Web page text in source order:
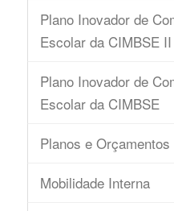
Plano Inovador de
Escolar da CIMBSE II
Plano Inovador de
Escolar da CIMBSE
Planos e Orçamentos
Mobilidade Interna